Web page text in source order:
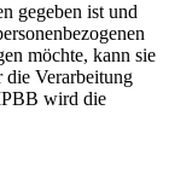
gegeben ist und
möchte, kann sie
die Verarbeitung
wird die